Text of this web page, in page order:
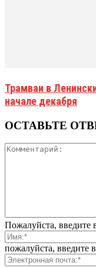
Трамваи в
начале декабря
ОСТАВЬТЕ
Пожалуйста, введите
пожалуйста, введите